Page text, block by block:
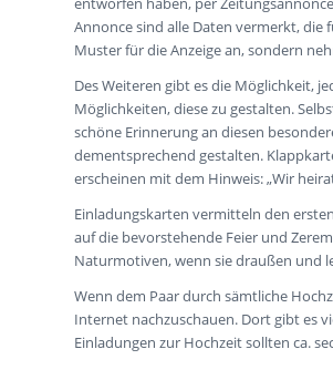
Annonce sind alle Daten vermerkt, die
Muster für die Anzeige an, sondern
Des Weiteren gibt es die Möglichkeit,
Möglichkeiten, diese zu gestalten.
schöne Erinnerung an diesen
dementsprechend gestalten.
erscheinen mit dem Hinweis: „Wir
Einladungskarten vermitteln den
auf die bevorstehende Feier und
Naturmotiven, wenn sie draußen und
Wenn dem Paar durch sämtliche
Internet nachzuschauen. Dort gibt es
Einladungen zur Hochzeit sollten ca.